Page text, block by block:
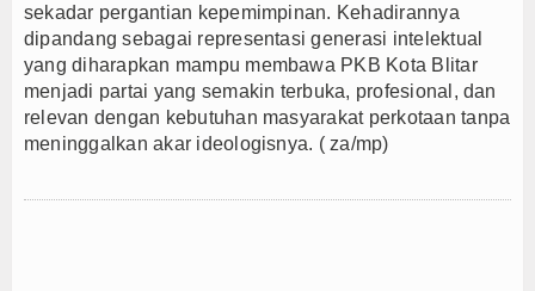
sekadar pergantian kepemimpinan. Kehadirannya
dipandang sebagai representasi generasi intelektual
yang diharapkan mampu membawa PKB Kota Blitar
menjadi partai yang semakin terbuka, profesional, dan
relevan dengan kebutuhan masyarakat perkotaan tanpa
meninggalkan akar ideologisnya. ( za/mp)